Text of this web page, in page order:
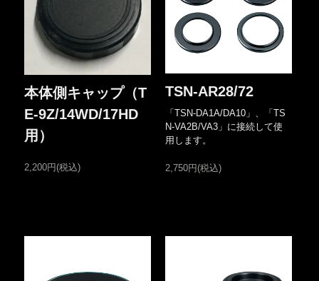
本体側キャップ（T
E-9Z/14WD/17HD
用）
2,200円(税込)
TSN-AR28/72
「TSN-DA1A/DA10」、「TS
N-VA2B/VA3」に接続して使
用します。
2,750円(税込)